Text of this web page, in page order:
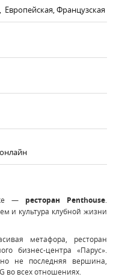
Европейская, ​Французская
— ресторан Penthouse
и культура клубной жизни
метафора, ресторан
бизнес-центра «Парус».
не последняя вершина,
во всех отношениях.